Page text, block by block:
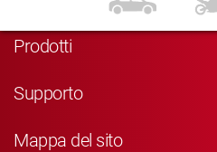
Prodotti
Supporto
Mappa del sito